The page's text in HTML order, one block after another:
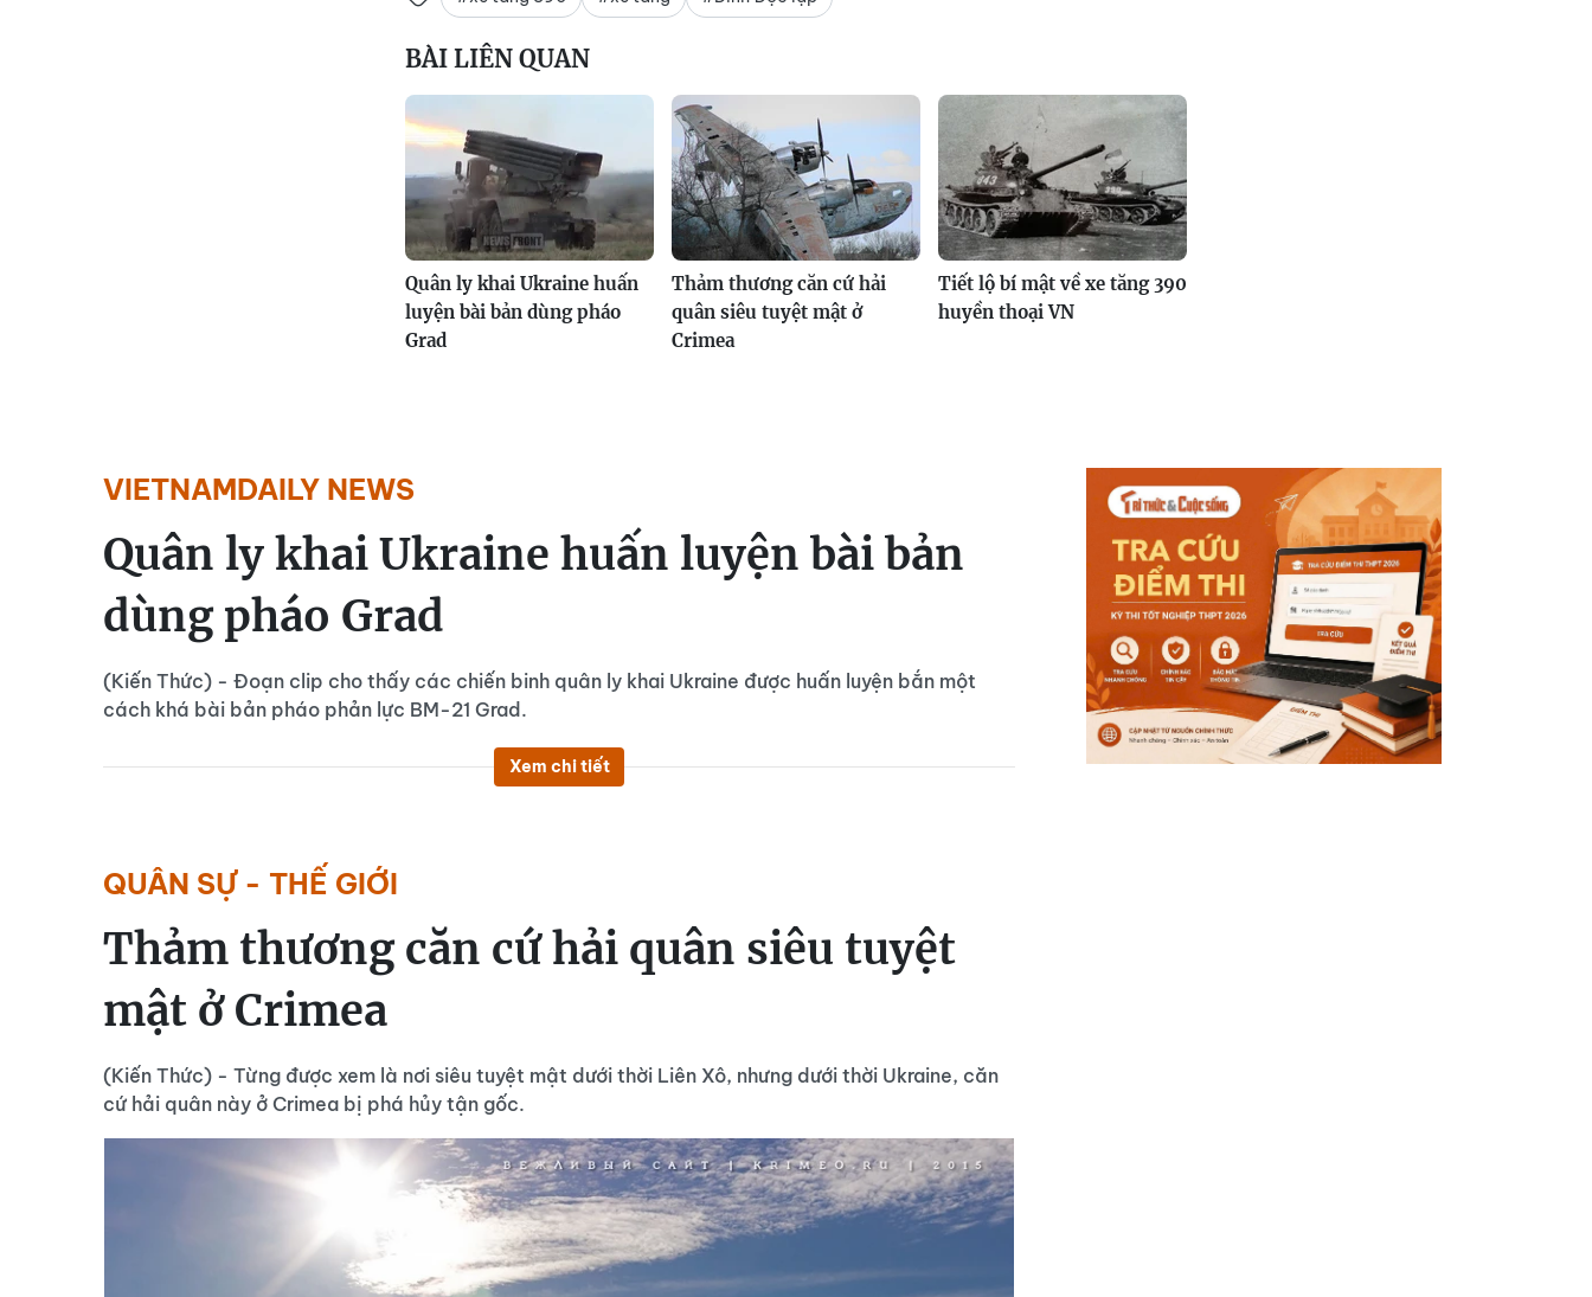
BÀI LIÊN QUAN
Quân ly khai Ukraine huấn
luyện bài bản dùng pháo
Grad
Thảm thương căn cứ hải
quân siêu tuyệt mật ở
Crimea
Tiết lộ bí mật về xe tăng 390
huyền thoại VN
VIETNAMDAILY NEWS
Quân ly khai Ukraine huấn luyện bài bản
dùng pháo Grad
(Kiến Thức) - Đoạn clip cho thấy các chiến binh quân ly khai Ukraine được huấn luyện bắn một
cách khá bài bản pháo phản lực BM-21 Grad.
Xem chi tiết
QUÂN SỰ - THẾ GIỚI
Thảm thương căn cứ hải quân siêu tuyệt
mật ở Crimea
(Kiến Thức) - Từng được xem là nơi siêu tuyệt mật dưới thời Liên Xô, nhưng dưới thời Ukraine, căn
cứ hải quân này ở Crimea bị phá hủy tận gốc.